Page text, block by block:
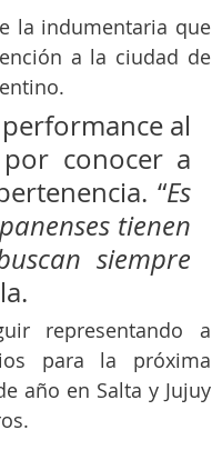
la indumentaria que
a la ciudad de
al
conocer a
“Es
tienen
siempre
representando a
para la próxima
año en Salta y Jujuy